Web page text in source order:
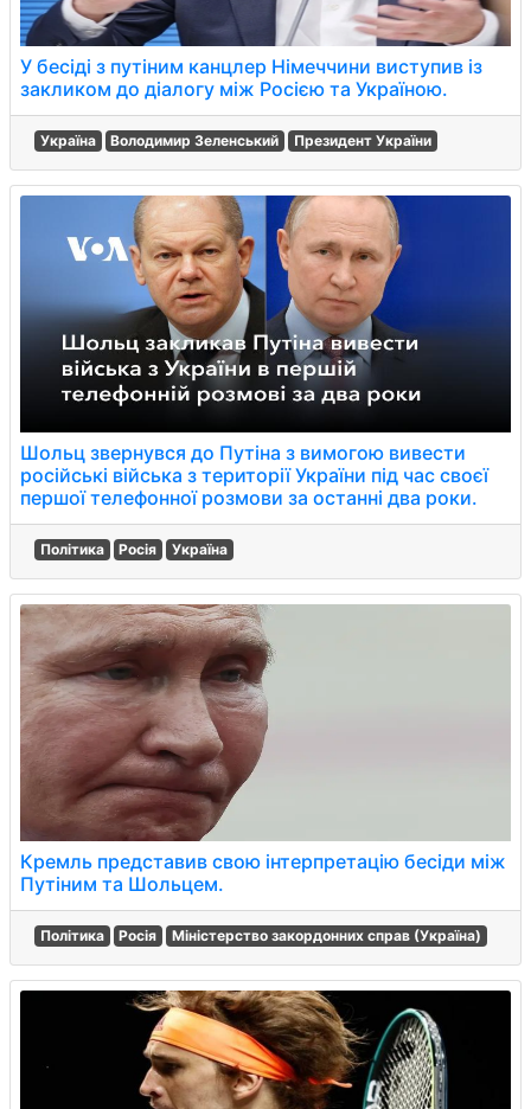
У бесіді з путіним канцлер Німеччини виступив із
закликом до діалогу між Росією та Україною.
Україна Володимир Зеленський Президент України
Шольц звернувся до Путіна з вимогою вивести
російські війська з території України під час своєї
першої телефонної розмови за останні два роки.
Політика Росія Україна
Кремль представив свою інтерпретацію бесіди між
Путіним та Шольцем.
Політика Росія Міністерство закордонних справ (Україна)